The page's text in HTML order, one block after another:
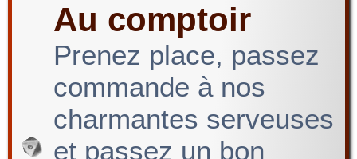
Au comptoir
Prenez place, passez
commande à nos
charmantes serveuses
et passez un bon